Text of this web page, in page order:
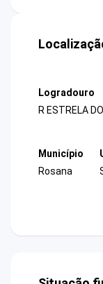
Logradouro
R ESTRELA
Município
Rosana